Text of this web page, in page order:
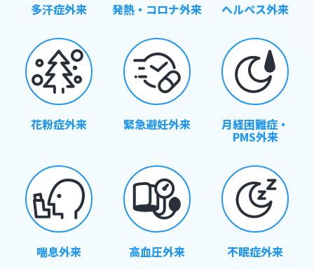
多汗症外来 発熱・コロナ外来 ヘルペス外来
花粉症外来 緊急避妊外来 月経困難症・
PMS外来
喘息外来 高血圧外来 不眠症外来